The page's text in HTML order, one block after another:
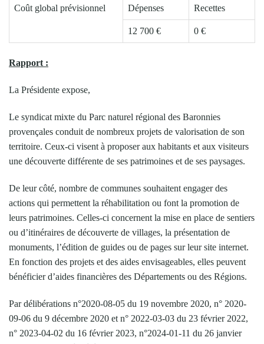
Coût global prévisionnel Dépenses Recettes
12 700 € 0 €
Rapport :
La Présidente expose,
Le syndicat mixte du Parc naturel régional des Baronnies
provençales conduit de nombreux projets de valorisation de son
territoire. Ceux-ci visent à proposer aux habitants et aux visiteurs
une découverte différente de ses patrimoines et de ses paysages.
De leur côté, nombre de communes souhaitent engager des
actions qui permettent la réhabilitation ou font la promotion de
leurs patrimoines. Celles-ci concernent la mise en place de sentiers
ou d’itinéraires de découverte de villages, la présentation de
monuments, l’édition de guides ou de pages sur leur site internet.
En fonction des projets et des aides envisageables, elles peuvent
bénéficier d’aides financières des Départements ou des Régions.
Par délibérations n°2020-08-05 du 19 novembre 2020, n° 2020-
09-06 du 9 décembre 2020 et n° 2022-03-03 du 23 février 2022,
n° 2023-04-02 du 16 février 2023, n°2024-01-11 du 26 janvier